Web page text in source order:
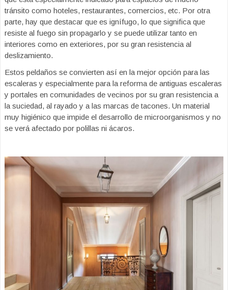
tránsito como hoteles, restaurantes, comercios, etc. Por otra
parte, hay que destacar que es ignífugo, lo que significa que
resiste al fuego sin propagarlo y se puede utilizar tanto en
interiores como en exteriores, por su gran resistencia al
deslizamiento.
Estos peldaños se convierten así en la mejor opción para las
escaleras y especialmente para la reforma de antiguas escaleras
y portales en comunidades de vecinos por su gran resistencia a
la suciedad, al rayado y a las marcas de tacones. Un material
muy higiénico que impide el desarrollo de microorganismos y no
se verá afectado por polillas ni ácaros.